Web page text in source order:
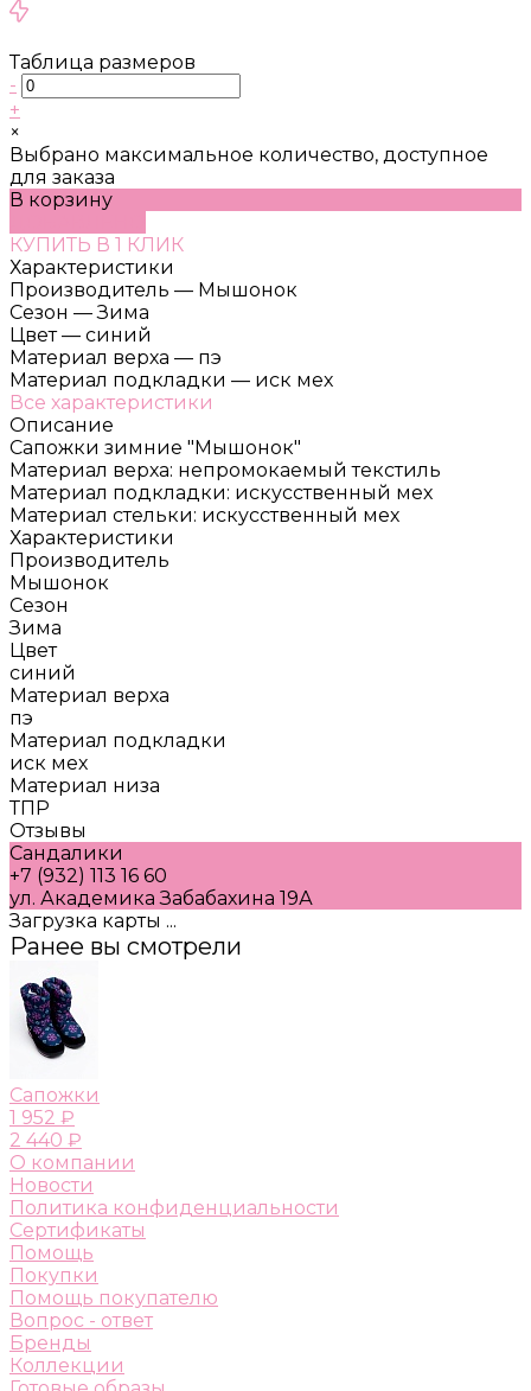
Таблица размеров
-
+
×
Выбрано максимальное количество, доступное
для заказа
В корзину
КУПИТЬ В 1 КЛИК
Характеристики
Производитель — Мышонок
Сезон — Зима
Цвет — синий
Материал верха — пэ
Материал подкладки — иск мех
Все характеристики
Описание
Сапожки зимние "Мышонок"
Материал верха: непромокаемый текстиль
Материал подкладки: искусственный мех
Материал стельки: искусственный мех
Характеристики
Производитель
Мышонок
Сезон
Зима
Цвет
синий
Материал верха
пэ
Материал подкладки
иск мех
Материал низа
ТПР
Отзывы
Сандалики
+7 (932) 113 16 60
ул. Академика Забабахина 19А
Загрузка карты ...
Ранее вы смотрели
Сапожки
1 952 ₽
2 440 ₽
О компании
Новости
Политика конфиденциальности
Сертификаты
Помощь
Покупки
Помощь покупателю
Вопрос - ответ
Бренды
Коллекции